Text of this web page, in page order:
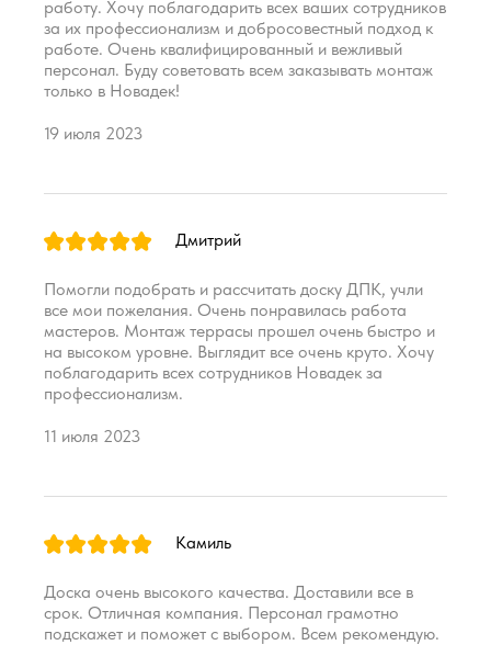
работу. Хочу поблагодарить всех ваших сотрудников
за их профессионализм и добросовестный подход к
работе. Очень квалифицированный и вежливый
персонал. Буду советовать всем заказывать монтаж
только в Новадек!
19 июля 2023
Дмитрий
Помогли подобрать и рассчитать доску ДПК, учли
все мои пожелания. Очень понравилась работа
мастеров. Монтаж террасы прошел очень быстро и
на высоком уровне. Выглядит все очень круто. Хочу
поблагодарить всех сотрудников Новадек за
профессионализм.
11 июля 2023
Камиль
Доска очень высокого качества. Доставили все в
срок. Отличная компания. Персонал грамотно
подскажет и поможет с выбором. Всем рекомендую.